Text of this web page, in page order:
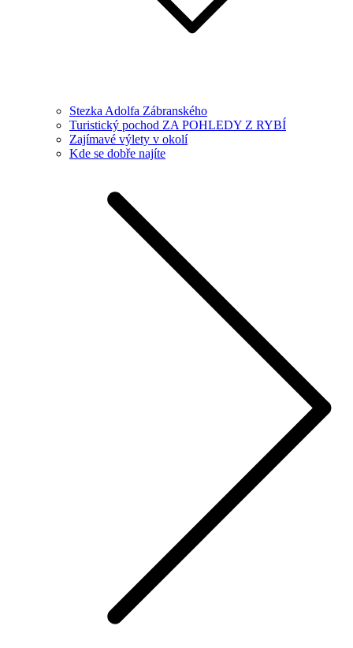
Stezka Adolfa Zábranského
Turistický pochod ZA POHLEDY Z RYBÍ
Zajímavé výlety v okolí
Kde se dobře najíte